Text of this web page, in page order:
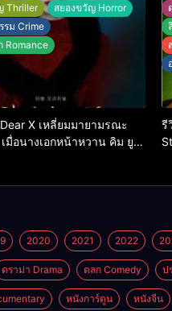
Thriller
สยองขวัญ Horror
รม Crime
Romance
X เหลี่ยมมายามรณะ
มื่อนางเอกหน้าหวาน คิม ยู-
รี
2020 2021 2022
ดราม่า Drama ตลก Comedy ป
หนังการ์ตูน หนังจีน